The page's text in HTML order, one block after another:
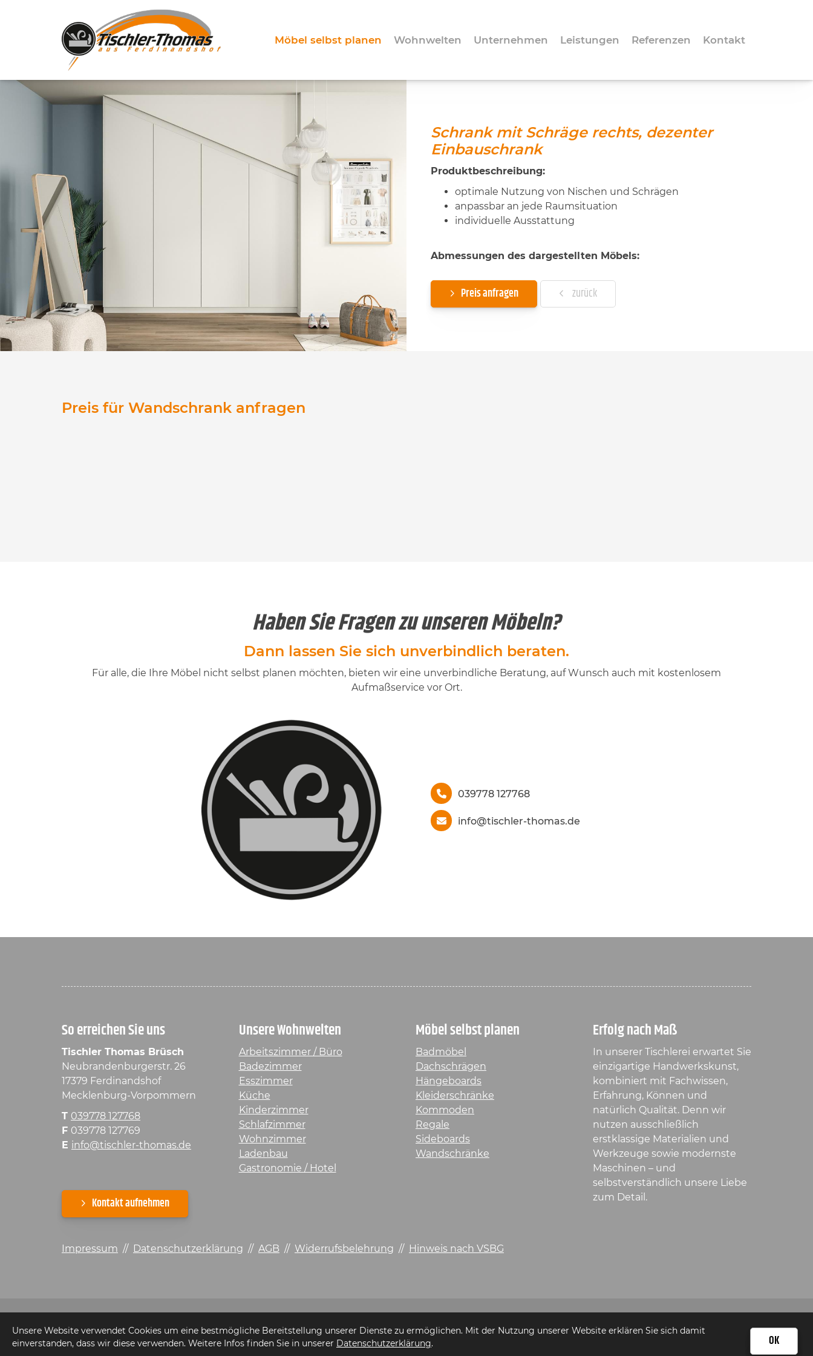
Möbel selbst planen Wohnwelten Unternehmen Leistungen Referenzen Kontakt
Schrank mit Schräge rechts, dezenter
Einbauschrank
Produktbeschreibung:
optimale Nutzung von Nischen und Schrägen
anpassbar an jede Raumsituation
individuelle Ausstattung
Abmessungen des dargestellten Möbels:
Preis anfragen zurück
Preis für Wandschrank anfragen
Haben Sie Fragen zu unseren Möbeln?
Dann lassen Sie sich unverbindlich beraten.
Für alle, die Ihre Möbel nicht selbst planen möchten, bieten wir eine unverbindliche Beratung, auf Wunsch auch mit kostenlosem
Aufmaßservice vor Ort.
039778 127768
info@tischler-thomas.de
So erreichen Sie uns
Tischler Thomas Brüsch
Neubrandenburgerstr. 26
17379 Ferdinandshof
Mecklenburg-Vorpommern
T 039778 127768
F 039778 127769
E info@tischler-thomas.de
Kontakt aufnehmen
Unsere Wohnwelten
Arbeitszimmer / Büro
Badezimmer
Esszimmer
Küche
Kinderzimmer
Schlafzimmer
Wohnzimmer
Ladenbau
Gastronomie / Hotel
Möbel selbst planen
Badmöbel
Dachschrägen
Hängeboards
Kleiderschränke
Kommoden
Regale
Sideboards
Wandschränke
Erfolg nach Maß
In unserer Tischlerei erwartet Sie
einzigartige Handwerkskunst,
kombiniert mit Fachwissen,
Erfahrung, Können und
natürlich Qualität. Denn wir
nutzen ausschließlich
erstklassige Materialien und
Werkzeuge sowie modernste
Maschinen – und
selbstverständlich unsere Liebe
zum Detail.
Impressum // Datenschutzerklärung // AGB // Widerrufsbelehrung // Hinweis nach VSBG
© 2026 - Tischler Thomas Brüsch OK
Unsere Website verwendet Cookies um eine bestmögliche Bereitstellung unserer Dienste zu ermöglichen. Mit der Nutzung unserer Website erklären Sie sich damit
einverstanden, dass wir diese verwenden. Weitere Infos finden Sie in unserer Datenschutzerklärung.